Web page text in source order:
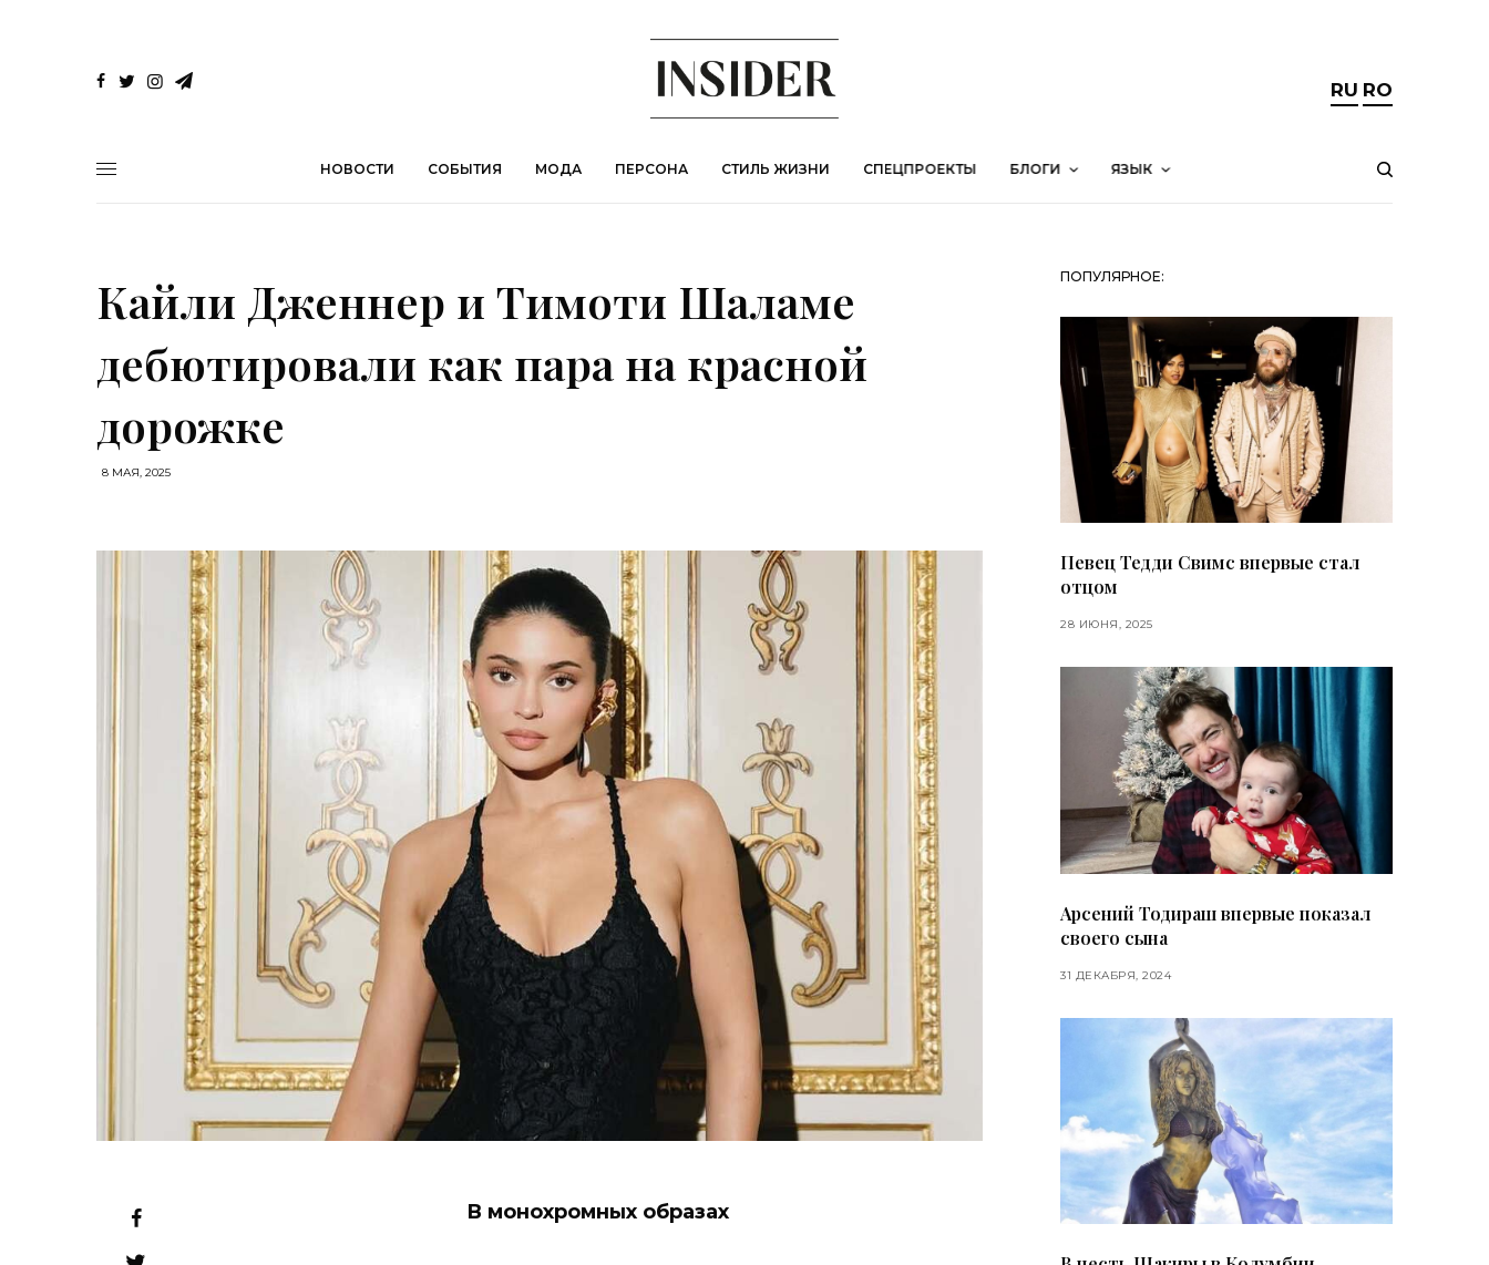
RU RO
НОВОСТИ СОБЫТИЯ МОДА ПЕРСОНА СТИЛЬ ЖИЗНИ СПЕЦПРОЕКТЫ БЛОГИ ЯЗЫК
Кайли Дженнер и Тимоти Шаламе
дебютировали как пара на красной
дорожке
8 МАЯ, 2025
В монохромных образах
ПОПУЛЯРНОЕ:
Певец Тедди Свимс впервые стал
отцом
28 ИЮНЯ, 2025
Арсений Тодираш впервые показал
своего сына
31 ДЕКАБРЯ, 2024